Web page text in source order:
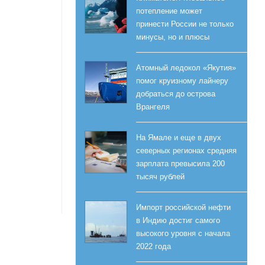
потепление может
принести России не только
минусы, но и плюсы
Атомный ледокол «Якутия»
помог круизному лайнеру
добраться до острова
Врангеля
На Ямале и еще в двух
северных регионах средняя
зарплата превысила 200
тысяч рублей
Импорт российской нефти
в Индию достиг самого
высокого уровня с начала
2022 года